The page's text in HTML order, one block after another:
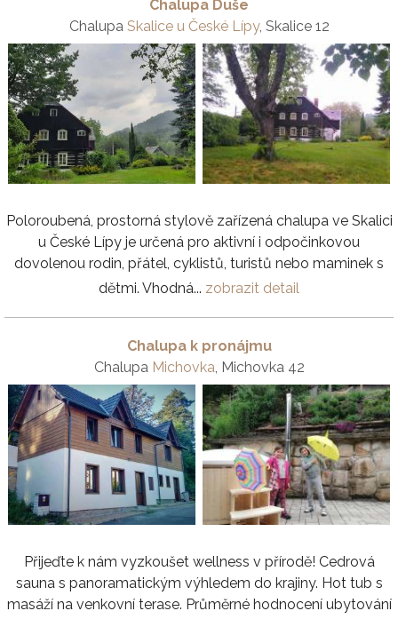
Chalupa Duše
Chalupa Skalice u České Lípy, Skalice 12
Poloroubená, prostorná stylově zařízená chalupa ve Skalici
u České Lípy je určená pro aktivní i odpočinkovou
dovolenou rodin, přátel, cyklistů, turistů nebo maminek s
dětmi. Vhodná... zobrazit detail
Chalupa k pronájmu
Chalupa Michovka , Michovka 42
Přijeďte k nám vyzkoušet wellness v přírodě! Cedrová
sauna s panoramatickým výhledem do krajiny. Hot tub s
masáží na venkovní terase. Průměrné hodnocení ubytování